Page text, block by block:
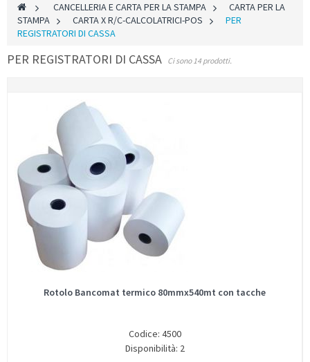
> CANCELLERIA E CARTA PER LA STAMPA >
CARTA PER LA
STAMPA > CARTA X R/C-CALCOLATRICI-POS >
PER
REGISTRATORI DI CASSA
PER REGISTRATORI DI CASSA Ci sono 14 prodotti.
Rotolo Bancomat termico 80mmx540mt con tacche
Codice: 4500
Disponibilità: 2